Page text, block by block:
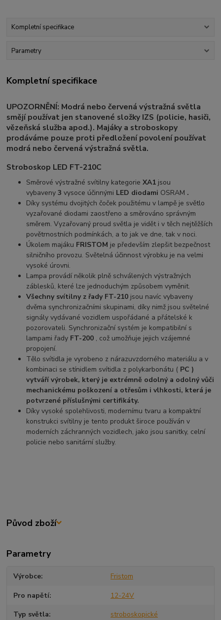
Kompletní specifikace
Parametry
Kompletní specifikace
UPOZORNĚNÍ: Modrá nebo červená výstražná světla
smějí používat jen stanovené složky IZS (policie, hasiči,
vězeňská služba apod.). Majáky a stroboskopy
prodáváme pouze proti předložení povolení používat
modrá nebo červená výstražná světla.
Stroboskop LED FT-210C
Směrové výstražné svítilny kategorieXA1 jsou
vybaveny3 vysoce účinnými LED diodami OSRAM .
Díky systému dvojitých čoček použitému v lampě je světlo
vyzařované diodami zaostřeno a směrováno správným
směrem. Vyzařovaný proud světla je vidět i v těch nejtěžších
povětrnostních podmínkách, a to jak ve dne, tak v noci.
Úkolem majáku FRISTOM je především zlepšit bezpečnost
silničního provozu. Světelná účinnost výrobku je na velmi
vysoké úrovni.
Lampa provádí několik plně schválených výstražných
záblesků, které lze jednoduchým způsobem vyměnit.
Všechny svítilny z řady FT-210 jsou navíc vybaveny
dvěma synchronizačními skupinami, díky nimž jsou světelné
signály vydávané vozidlem uspořádané a přátelské k
pozorovateli. Synchronizační systém je kompatibilní s
lampami řady FT-200 , což umožňuje jejich vzájemné
propojení.
Tělo svítidla je vyrobeno z nárazuvzdorného materiálu a v
kombinaci se stínidlem svítidla z polykarbonátu ( PC )
vytváří výrobek, který je extrémně odolný a odolný vůči
mechanickému poškození a otřesům i vlhkosti, která je
potvrzené příslušnými certifikáty.
Díky vysoké spolehlivosti, modernímu tvaru a kompaktní
konstrukci svítilny je tento produkt široce používán v
moderních záchranných vozidlech, jako jsou sanitky, celní
policie nebo sanitární služby.
Původ zboží
Parametry
Výrobce Fristom
Pro napětí 12-24V
Typ světla stroboskopické